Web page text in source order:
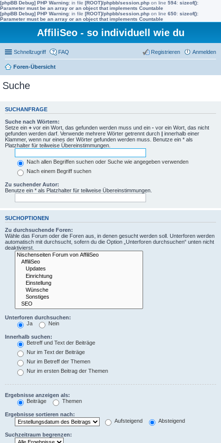
[phpBB Debug] PHP Warning: in file [ROOT]/phpbb/session.php on line 594: sizeof():
Parameter must be an array or an object that implements Countable
[phpBB Debug] PHP Warning: in file [ROOT]/phpbb/session.php on line 650: sizeof():
Parameter must be an array or an object that implements Countable
AffiliSeo - so individuell wie du
Schnellzugriff FAQ Anmelden
Registrieren
Foren-Übersicht
Suche
SUCHANFRAGE
Suche nach Wörtern:
Setze ein + vor ein Wort, das gefunden werden muss und ein - vor ein Wort, das nicht
gefunden werden darf. Verwende mehrere Wörter getrennt durch | innerhalb einer
Klammer, wenn nur eines der Wörter gefunden werden muss. Benutze ein * als
Platzhalter für teilweise Übereinstimmungen.
Nach allen Begriffen suchen oder Suche wie angegeben verwenden
Nach einem Begriff suchen
Zu suchender Autor:
Benutze ein * als Platzhalter für teilweise Übereinstimmungen.
SUCHOPTIONEN
Zu durchsuchende Foren:
Wähle das Forum oder die Foren aus, in denen gesucht werden soll. Unterforen werden
automatisch mit durchsucht, sofern du die Option „Unterforen durchsuchen“ unten nicht
deaktivierst.
Unterforen durchsuchen:
Ja
Nein
Innerhalb suchen:
Betreff und Text der Beiträge
Nur im Text der Beiträge
Nur im Betreff der Themen
Nur im ersten Beitrag der Themen
Ergebnisse anzeigen als:
Beiträge
Themen
Ergebnisse sortieren nach:
Aufsteigend
Absteigend
Suchzeitraum begrenzen: